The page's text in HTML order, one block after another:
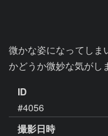
微かな姿になってしま
かどうか微妙な気がし
ID
#4056
撮影日時